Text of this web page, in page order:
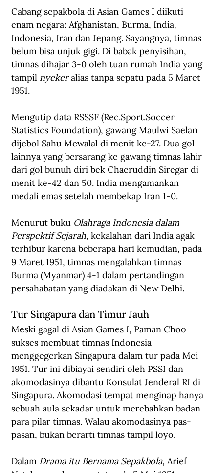
Cabang sepakbola di Asian Games I diikuti
enam negara: Afghanistan, Burma, India,
Indonesia, Iran dan Jepang. Sayangnya, timnas
belum bisa unjuk gigi. Di babak penyisihan,
timnas dihajar 3-0 oleh tuan rumah India yang
tampil nyeker alias tanpa sepatu pada 5 Maret
1951.
Mengutip data RSSSF (Rec.Sport.Soccer
Statistics Foundation), gawang Maulwi Saelan
dijebol Sahu Mewalal di menit ke-27. Dua gol
lainnya yang bersarang ke gawang timnas lahir
dari gol bunuh diri bek Chaeruddin Siregar di
menit ke-42 dan 50. India mengamankan
medali emas setelah membekap Iran 1-0.
Menurut buku Olahraga Indonesia dalam
Perspektif Sejarah, kekalahan dari India agak
terhibur karena beberapa hari kemudian, pada
9 Maret 1951, timnas mengalahkan timnas
Burma (Myanmar) 4-1 dalam pertandingan
persahabatan yang diadakan di New Delhi.
Tur Singapura dan Timur Jauh
Meski gagal di Asian Games I, Paman Choo
sukses membuat timnas Indonesia
menggegerkan Singapura dalam tur pada Mei
1951. Tur ini dibiayai sendiri oleh PSSI dan
akomodasinya dibantu Konsulat Jenderal RI di
Singapura. Akomodasi tempat menginap hanya
sebuah aula sekadar untuk merebahkan badan
para pilar timnas. Walau akomodasinya pas-
pasan, bukan berarti timnas tampil loyo.
Dalam Drama itu Bernama Sepakbola, Arief